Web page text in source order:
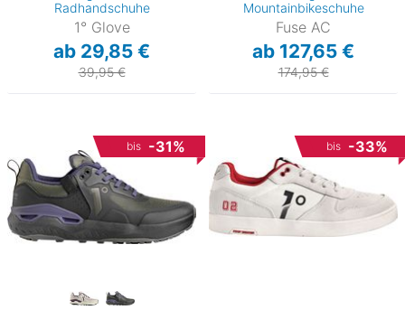
Radhandschuhe
1° Glove
ab 29,85 €
39,95 €
Mountainbikeschuhe
Fuse AC
ab 127,65 €
174,95 €
bis -31% bis -33%